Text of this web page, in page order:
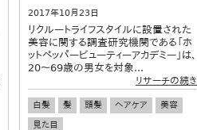
2017年10月23日
リクルートライフスタイルに設置された
美容に関する調査研究機関である「ホ
ットペッパービューティーアカデミー」は、
20～69歳の男女を対象...
リサーチの続き
白髪 髪 頭髪 ヘアケア
美容
見た目